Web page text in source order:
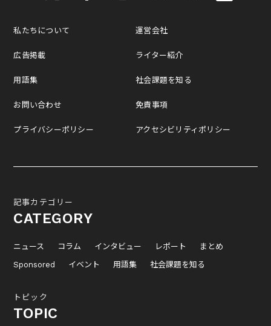
私たちについて
広告掲載
用語集
お問い合わせ
プライバシーポリシー
運営会社
ライター紹介
社会課題を知る
免責事項
アクセシビリティポリシー
記事カテゴリー
CATEGORY
ニュース コラム インタビュー レポート
まとめ
Sponsored
イベント 用語集 社会課題を知る
トピック
TOPIC